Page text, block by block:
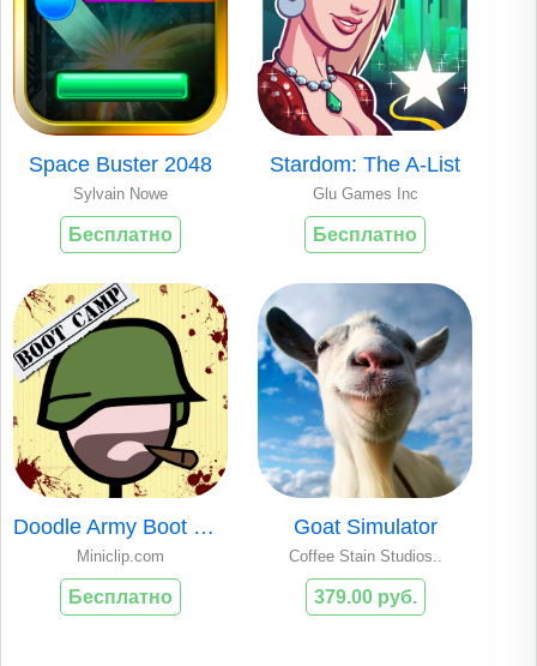
Space Buster 2048
Sylvain Nowe
Бесплатно
Stardom: The A-List
Glu Games Inc
Бесплатно
Doodle Army Boot Camp
Miniclip.com
Бесплатно
Goat Simulator
Coffee Stain Studios..
379.00 руб.